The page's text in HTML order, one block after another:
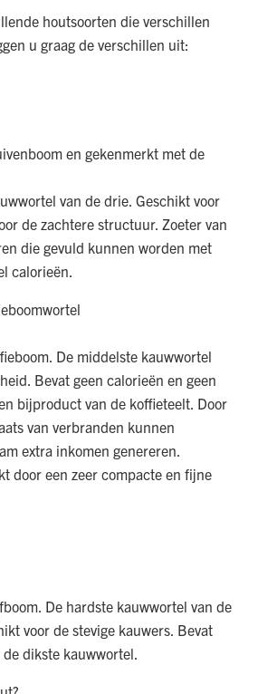
houtsoorten die verschillen
u graag de verschillen uit:
en gekenmerkt met de
van de drie. Geschikt voor
de zachtere structuur. Zoeter van
die gevuld kunnen worden met
calorieën.
Koffieboomwortel
De middelste kauwwortel
Bevat geen calorieën en geen
bijproduct van de koffieteelt. Door
van verbranden kunnen
extra inkomen genereren.
door een zeer compacte en fijne
De hardste kauwwortel van de
voor de stevige kauwers. Bevat
dikste kauwwortel.